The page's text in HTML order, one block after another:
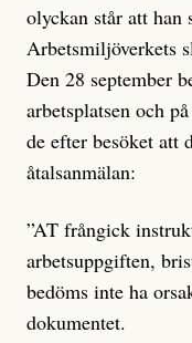
olyckan står att han
Arbetsmiljöverkets
Den 28 september
arbetsplatsen och
de efter besöket att
åtalsanmälan:
”AT frångick
arbetsuppgiften,
bedöms inte ha
dokumentet.